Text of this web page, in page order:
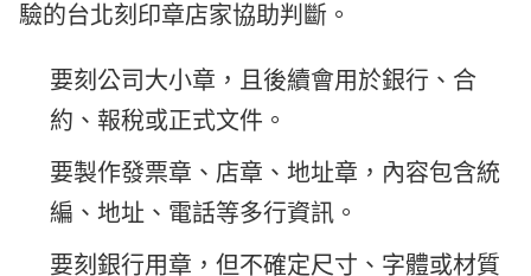
驗的台北刻印章店家協助判斷。
要刻公司大小章，且後續會用於銀行、合
約、報稅或正式文件。
要製作發票章、店章、地址章，內容包含統
編、地址、電話等多行資訊。
要刻銀行用章，但不確定尺寸、字體或材質